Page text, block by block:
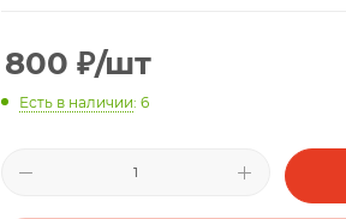
800 ₽/шт
Есть в наличии: 6